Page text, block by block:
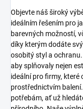
Objevte náš široký
ideálním řešením pro
barevných možností,
díky kterým dodáte
osobitý styl a
aby splňovaly nejen
ideální pro firmy,
prostřednictvím
potřebám, ať už